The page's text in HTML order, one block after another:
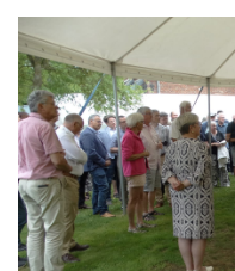
Branding
ARMCHAIR